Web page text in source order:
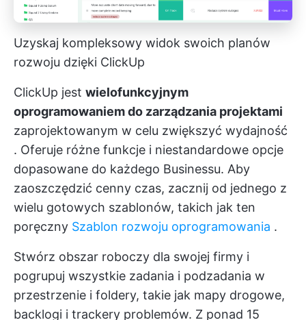
Uzyskaj kompleksowy widok swoich planów
rozwoju dzięki ClickUp
ClickUp jest wielofunkcyjnym
oprogramowaniem do zarządzania projektami
zaprojektowanym w celu zwiększyć wydajność
. Oferuje różne funkcje i niestandardowe opcje
dopasowane do każdego Businessu. Aby
zaoszczędzić cenny czas, zacznij od jednego z
wielu gotowych szablonów, takich jak ten
poręczny Szablon rozwoju oprogramowania .
Stwórz obszar roboczy dla swojej firmy i
pogrupuj wszystkie zadania i podzadania w
przestrzenie i foldery, takie jak mapy drogowe,
backlogi i trackery problemów. Z ponad 15